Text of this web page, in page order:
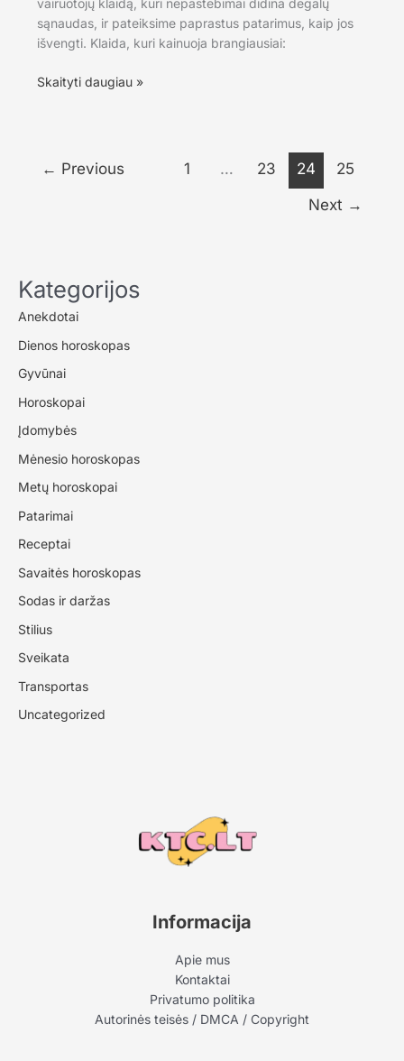
sąnaudas, ir pateiksime paprastus patarimus, kaip jos
išvengti. Klaida, kuri kainuoja brangiausiai:
Viena
kurios
darai
ją
Skaityti daugiau »
← Previous 1 … 23 24
25
Next →
Kategorijos
Anekdotai
Dienos horoskopas
Gyvūnai
Horoskopai
Įdomybės
Mėnesio horoskopas
Metų horoskopai
Patarimai
Receptai
Savaitės horoskopas
Sodas ir daržas
Stilius
Sveikata
Transportas
Uncategorized
Informacija
Apie mus
Kontaktai
Privatumo politika
Autorinės teisės / DMCA / Copyright